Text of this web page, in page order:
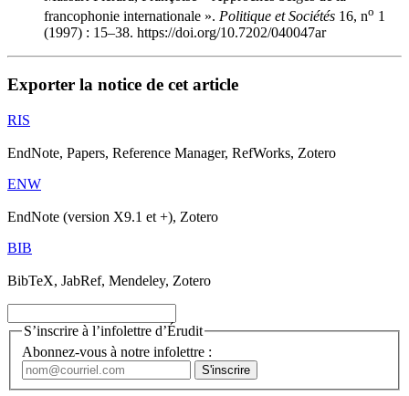
francophonie internationale ». Politique et Sociétés 16, no 1
(1997) : 15–38. https://doi.org/10.7202/040047ar
Exporter la notice de cet article
RIS
EndNote, Papers, Reference Manager, RefWorks, Zotero
ENW
EndNote (version X9.1 et +), Zotero
BIB
BibTeX, JabRef, Mendeley, Zotero
S’inscrire à l’infolettre d’Érudit
Abonnez-vous à notre infolettre :